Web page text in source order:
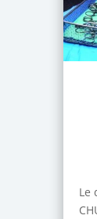
Le